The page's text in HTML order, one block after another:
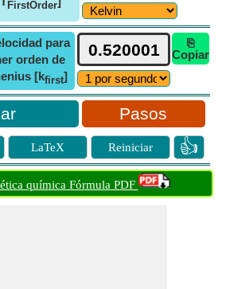
FirstOrder
para
orden de
[kfirst]
⎘
Copiar
Pasos
LaTeX Reiniciar 👍
química Fórmula PDF